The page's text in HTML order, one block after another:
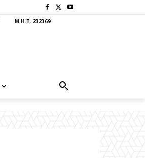
Μ.Η.Τ. 232369